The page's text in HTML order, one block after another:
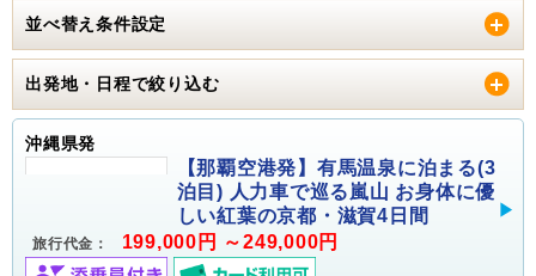
並べ替え条件設定
出発地・日程で絞り込む
沖縄県発
【那覇空港発】有馬温泉に泊まる(3
泊目) 人力車で巡る嵐山 お身体に優
しい紅葉の京都・滋賀4日間
旅行代金： 199,000円 ～249,000円